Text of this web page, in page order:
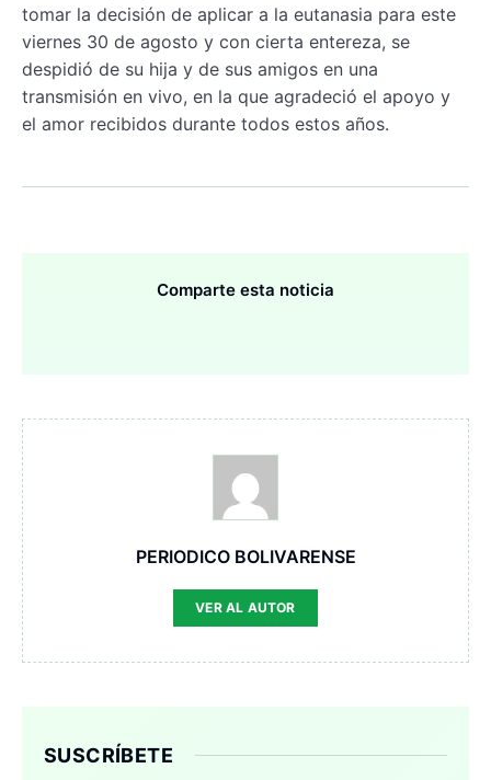
tomar la decisión de aplicar a la eutanasia para este
viernes 30 de agosto y con cierta entereza, se
despidió de su hija y de sus amigos en una
transmisión en vivo, en la que agradeció el apoyo y
el amor recibidos durante todos estos años.
Comparte esta noticia
PERIODICO BOLIVARENSE
VER AL AUTOR
SUSCRÍBETE